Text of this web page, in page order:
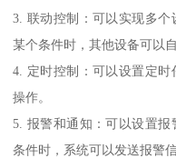
3. 联动控制：可以实现多
某个条件时，其他设备可以
4. 定时控制：可以设置定
操作。
5. 报警和通知：可以设置
条件时，系统可以发送报警